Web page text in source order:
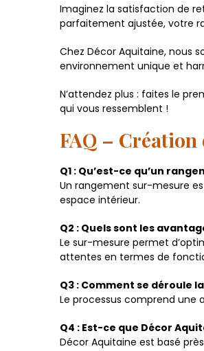
Imaginez la satisfaction de
parfaitement ajustée, votre
Chez Décor Aquitaine, nous
environnement unique et
N’attendez plus : faites le
qui vous ressemblent !
FAQ –
Q1 : Qu’est-ce qu’un
Un rangement sur-mesure
espace intérieur.
Q2 : Quels sont les
Le sur-mesure permet
attentes en termes de
Q3 : Comment se déroule
Le processus comprend une
Q4 : Est-ce que Décor
Décor Aquitaine est basé